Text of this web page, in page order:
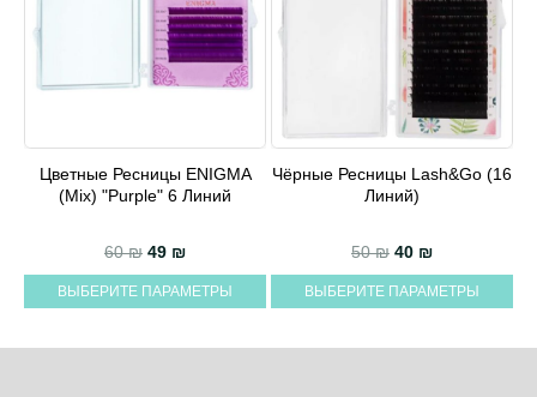
Цветные Ресницы ENIGMA
(mix) "Purple" 6 Линий
60₪ Первоначальная цена составляла 60 ₪.
49 ₪Текущая цена: 49 ₪.
ВЫБЕРИТЕ ПАРАМЕТРЫ
Этот
товар
вариаций.
Чёрные Ресницы Lash&Go (16
Линий)
50₪ 40 ₪Текущая
ВЫБЕРИТЕ ПАРАМЕТРЫ
Этот
вариаций.